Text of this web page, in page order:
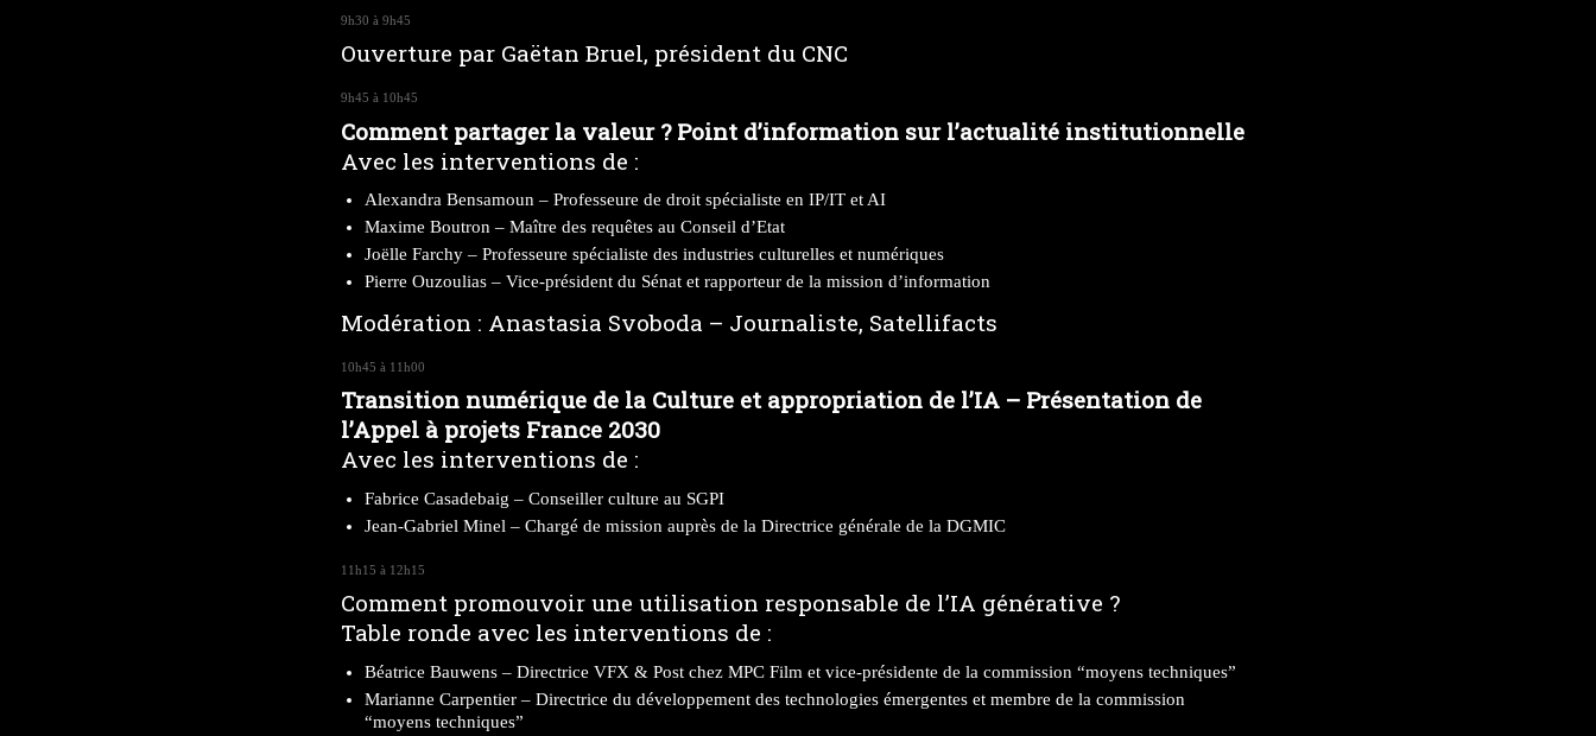
o
9h30 à 9h45
Ouverture par Gaëtan Bruel, président du CNC
9h45 à 10h45
Comment partager la valeur ? Point d’information sur l’actualité institutionnelle
Avec les interventions de :
Alexandra Bensamoun – Professeure de droit spécialiste en IP/IT et AI
Maxime Boutron – Maître des requêtes au Conseil d’Etat
Joëlle Farchy – Professeure spécialiste des industries culturelles et numériques
Pierre Ouzoulias – Vice-président du Sénat et rapporteur de la mission d’information
Modération : Anastasia Svoboda – Journaliste, Satellifacts
10h45 à 11h00
Transition numérique de la Culture et appropriation de l’IA – Présentation de
l’Appel à projets France 2030
Avec les interventions de :
Fabrice Casadebaig – Conseiller culture au SGPI
Jean-Gabriel Minel – Chargé de mission auprès de la Directrice générale de la DGMIC
11h15 à 12h15
Comment promouvoir une utilisation responsable de l’IA générative ?
Table ronde avec les interventions de :
Béatrice Bauwens – Directrice VFX & Post chez MPC Film et vice-présidente de la commission “moyens techniques”
Marianne Carpentier – Directrice du développement des technologies émergentes et membre de la commission
“moyens techniques”